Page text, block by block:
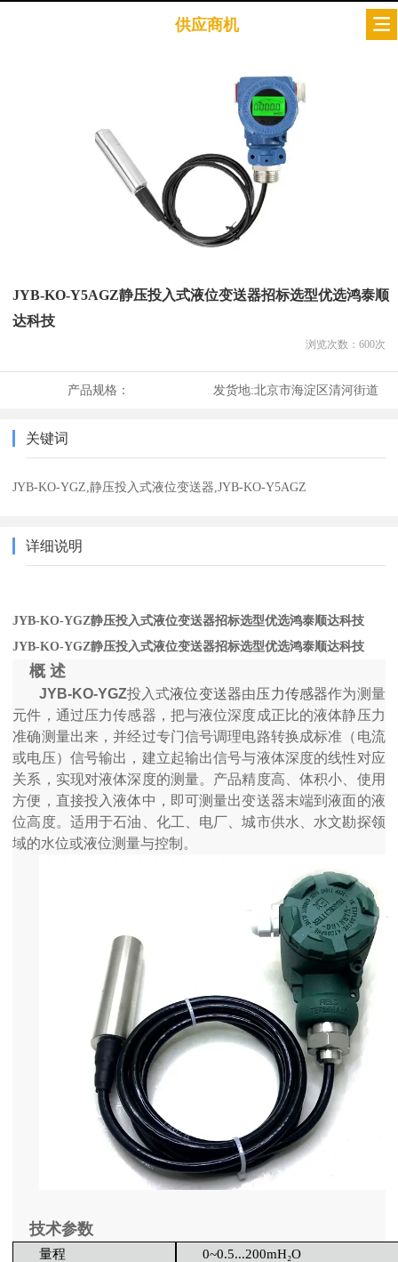
供应商机
JYB-KO-Y5AGZ静压投入式液位变送器招标选型优选鸿泰顺
达科技
浏览次数： 600次
产品规格： 发货地:北京市海淀区清河街道
关键词
JYB-KO-YGZ,静压投入式液位变送器,JYB-KO-Y5AGZ
详细说明
JYB-KO-YGZ静压投入式液位变送器招标选型优选鸿泰顺达科技
JYB-KO-YGZ静压投入式液位变送器招标选型优选鸿泰顺达科技
概 述
JYB-KO-YGZ投入式液位变送器由压力传感器作为测量
元件，通过压力传感器，把与液位深度成正比的液体静压力
准确测量出来，并经过专门信号调理电路转换成标准（电流
或电压）信号输出，建立起输出信号与液体深度的线性对应
关系，实现对液体深度的测量。产品精度高、体积小、使用
方便，直接投入液体中，即可测量出变送器末端到液面的液
位高度。适用于石油、化工、电厂、城市供水、水文勘探领
域的水位或液位测量与控制。
技术参数
量程
0~0.5...200mH₂O